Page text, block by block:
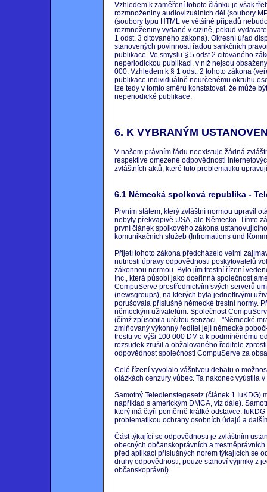
Vzhledem k zaměření tohoto článku je však
rozmnoženiny audiovizuálních děl (soubory
(soubory typu HTML ve většině případů
rozmnoženiny vydané v cizině, pokud
1 odst. 3 citovaného zákona). Okresní úřad
stanovených povinností řadou sankčních
publikace. Ve smyslu § 5 odst.2 citovaného
neperiodickou publikaci, v níž nejsou
000. Vzhledem k § 1 odst. 2 tohoto zákona
publikace individuálně neurčenému okruhu
lze tedy v tomto směru konstatovat, že může
neperiodické publikace.
6. K VYBRANÝM
V našem právním řádu neexistuje žádná
respektive omezené odpovědnosti
zvláštních aktů, které tuto problematiku
6.1 Německá spolková republika -
Prvním státem, který zvláštní normou upravil
nebyly překvapivě USA, ale Německo. Tímto
první článek spolkového zákona
komunikačních služeb (Infromations und
Přijetí tohoto zákona předcházelo velmi
nutnosti úpravy odpovědnosti poskytovatelů
zákonnou normou. Bylo jím trestní řízení
Inc., která působí jako dceřinná společnost
CompuServe prostřednictvím svých serverů
(newsgroups), na kterých byla jednotlivými
porušovala příslušné německé trestní normy.
německým uživatelům. Společnost
(čímž způsobila určitou senzaci - "Německé
zmiňovaný výkonný ředitel její německé
trestu ve výši 100 000 DM a k podmíněnému
rozsudek zrušil a obžalovaného ředitele
odpovědnost společnosti CompuServe za
Celé řízení vyvolalo vášnivou debatu o
otázkách cenzury vůbec. Ta nakonec vyústila
Samotný Teledienstegesetz (článek 1 IuKDG)
například s americkým DMCA, viz dále).
který má čtyři poměrně krátké odstavce.
problematikou ochrany osobních údajů a
Část týkající se odpovědnosti je zvláštním
obecných občanskoprávních a
před aplikací příslušných norem týkajících se
druhy odpovědnosti, pouze stanoví výjimky z
občanskoprávní).